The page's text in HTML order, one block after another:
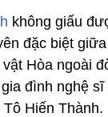
không giấu
đặc biệt
Hòa ngoài
đình nghệ
Hiến Thành.